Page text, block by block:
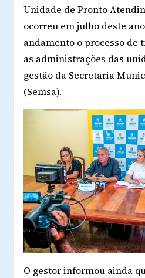
Unidade de Pronto
ocorreu em julho deste
andamento o processo de
as administrações das
gestão da Secretaria
(Semsa).
O gestor informou ainda